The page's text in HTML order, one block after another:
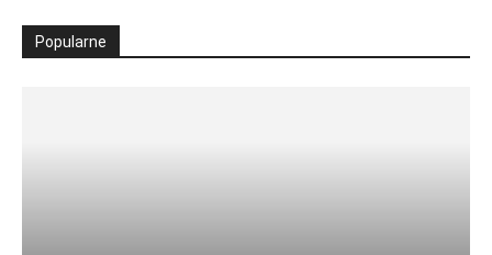
Popularne